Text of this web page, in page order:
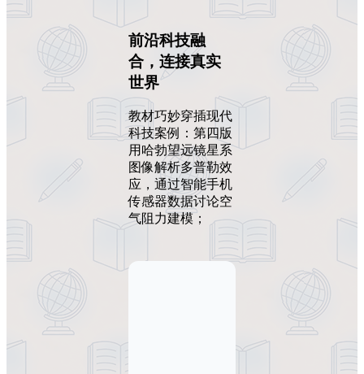
前沿科技融
合，连接真实
世界
教材巧妙穿插现代
科技案例：第四版
用哈勃望远镜星系
图像解析多普勒效
应，通过智能手机
传感器数据讨论空
气阻力建模；